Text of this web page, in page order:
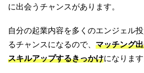
に出会うチャンスがあります。
自分の起業内容を多くのエンジェル
るチャンスになるので、 マッチング
スキルアップするきっかけになります